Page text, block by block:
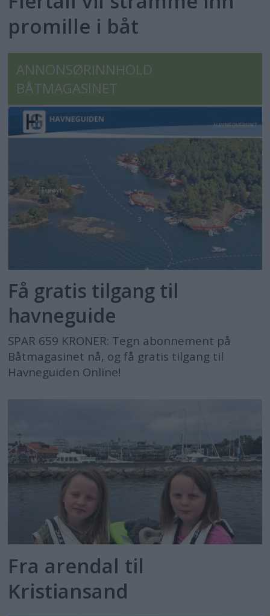
promille i båt
ANNONSØRINNHOLD
BÅTMAGASINET
Få gratis tilgang til
havneguide
SPAR 659 KRONER: Tegn abonnement på
Båtmagasinet nå, og få gratis tilgang til
Havneguiden Online!
Fra arendal til
Kristiansand